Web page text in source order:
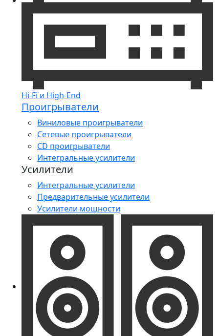
Hi-Fi и High-End
Проигрыватели
Виниловые проигрыватели
Сетевые проигрыватели
CD проигрыватели
Интегральные усилители
Усилители
Интегральные усилители
Предварительные усилители
Усилители мощности